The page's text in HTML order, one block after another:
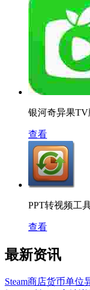
银河奇异果
查看
PPT转视频工
查看
最新资讯
Steam商店货币单位